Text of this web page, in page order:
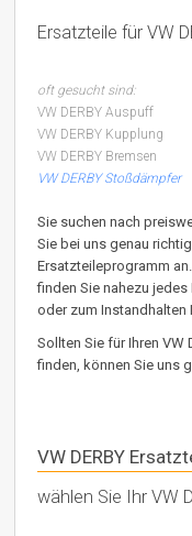
Ersatzteile für VW
oft gesucht sind:
VW DERBY Auspuff
VW DERBY Kupplung
VW DERBY Bremsen
VW DERBY Stoßdämpfer
Sie suchen nach
Sie bei uns genau
Ersatzteileprogramm
finden Sie nahezu
oder zum Instandhalten
Sollten Sie für Ihren VW
finden, können Sie uns
VW DERBY
wählen Sie Ihr VW